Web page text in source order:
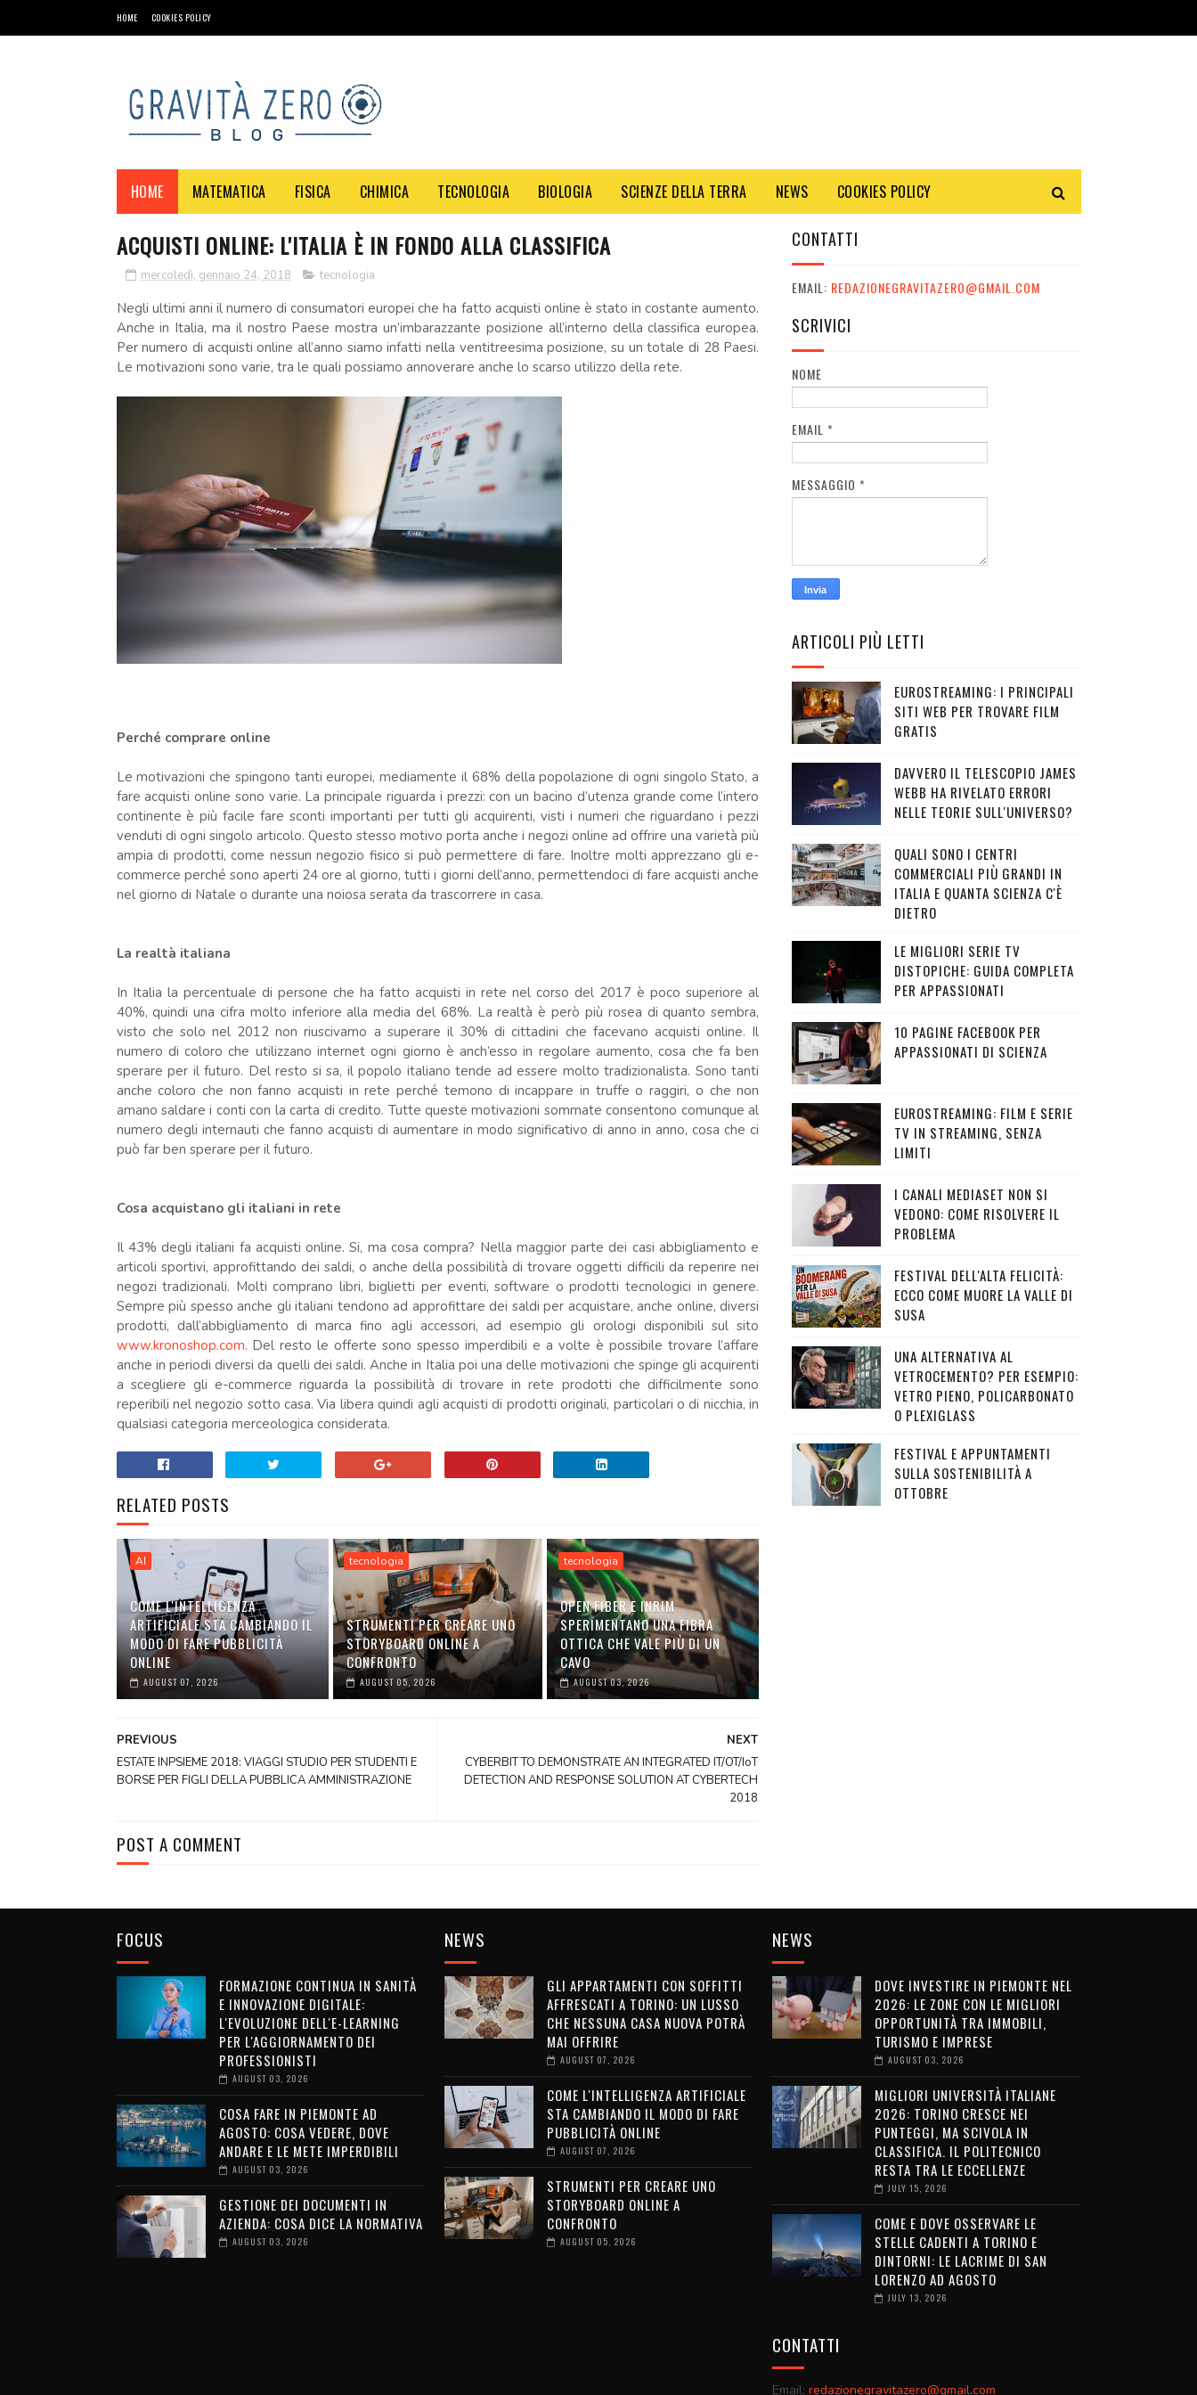
HOME COOKIES POLICY
HOME MATEMATICA FISICA CHIMICA TECNOLOGIA BIOLOGIA SCIENZE DELLA TERRA NEWS COOKIES POLICY
ACQUISTI ONLINE: L'ITALIA È IN FONDO ALLA CLASSIFICA
mercoledì, gennaio 24, 2018 tecnologia
Negli ultimi anni il numero di consumatori europei che ha fatto acquisti online è stato in costante aumento.
Anche in Italia, ma il nostro Paese mostra un’imbarazzante posizione all’interno della classifica europea.
Per numero di acquisti online all’anno siamo infatti nella ventitreesima posizione, su un totale di 28 Paesi.
Le motivazioni sono varie, tra le quali possiamo annoverare anche lo scarso utilizzo della rete.
Perché comprare online
Le motivazioni che spingono tanti europei, mediamente il 68% della popolazione di ogni singolo Stato, a
fare acquisti online sono varie. La principale riguarda i prezzi: con un bacino d’utenza grande come l’intero
continente è più facile fare sconti importanti per tutti gli acquirenti, visti i numeri che riguardano i pezzi
venduti di ogni singolo articolo. Questo stesso motivo porta anche i negozi online ad offrire una varietà più
ampia di prodotti, come nessun negozio fisico si può permettere di fare. Inoltre molti apprezzano gli e-
commerce perché sono aperti 24 ore al giorno, tutti i giorni dell’anno, permettendoci di fare acquisti anche
nel giorno di Natale o durante una noiosa serata da trascorrere in casa.
La realtà italiana
In Italia la percentuale di persone che ha fatto acquisti in rete nel corso del 2017 è poco superiore al
40%, quindi una cifra molto inferiore alla media del 68%. La realtà è però più rosea di quanto sembra,
visto che solo nel 2012 non riuscivamo a superare il 30% di cittadini che facevano acquisti online. Il
numero di coloro che utilizzano internet ogni giorno è anch’esso in regolare aumento, cosa che fa ben
sperare per il futuro. Del resto si sa, il popolo italiano tende ad essere molto tradizionalista. Sono tanti
anche coloro che non fanno acquisti in rete perché temono di incappare in truffe o raggiri, o che non
amano saldare i conti con la carta di credito. Tutte queste motivazioni sommate consentono comunque al
numero degli internauti che fanno acquisti di aumentare in modo significativo di anno in anno, cosa che ci
può far ben sperare per il futuro.
Cosa acquistano gli italiani in rete
Il 43% degli italiani fa acquisti online. Si, ma cosa compra? Nella maggior parte dei casi abbigliamento e
articoli sportivi, approfittando dei saldi, o anche della possibilità di trovare oggetti difficili da reperire nei
negozi tradizionali. Molti comprano libri, biglietti per eventi, software o prodotti tecnologici in genere.
Sempre più spesso anche gli italiani tendono ad approfittare dei saldi per acquistare, anche online, diversi
prodotti, dall’abbigliamento di marca fino agli accessori, ad esempio gli orologi disponibili sul sito
www.kronoshop.com. Del resto le offerte sono spesso imperdibili e a volte è possibile trovare l’affare
anche in periodi diversi da quelli dei saldi. Anche in Italia poi una delle motivazioni che spinge gli acquirenti
a scegliere gli e-commerce riguarda la possibilità di trovare in rete prodotti che difficilmente sono
reperibili nel negozio sotto casa. Via libera quindi agli acquisti di prodotti originali, particolari o di nicchia, in
qualsiasi categoria merceologica considerata.
RELATED POSTS
AI
COME L'INTELLIGENZA
ARTIFICIALE STA CAMBIANDO IL
MODO DI FARE PUBBLICITÀ
ONLINE
AUGUST 07, 2026
tecnologia
STRUMENTI PER CREARE UNO
STORYBOARD ONLINE A
CONFRONTO
AUGUST 05, 2026
tecnologia
OPEN FIBER E INRIM
SPERIMENTANO UNA FIBRA
OTTICA CHE VALE PIÙ DI UN
CAVO
AUGUST 03, 2026
NEXT
CYBERBIT TO DEMONSTRATE AN INTEGRATED IT/OT/IoT
DETECTION AND RESPONSE SOLUTION AT CYBERTECH
2018
PREVIOUS
ESTATE INPSIEME 2018: VIAGGI STUDIO PER STUDENTI E
BORSE PER FIGLI DELLA PUBBLICA AMMINISTRAZIONE
POST A COMMENT
CONTATTI
EMAIL: REDAZIONEGRAVITAZERO@GMAIL.COM
SCRIVICI
NOME
EMAIL *
MESSAGGIO *
ARTICOLI PIÙ LETTI
EUROSTREAMING: I PRINCIPALI
SITI WEB PER TROVARE FILM
GRATIS
DAVVERO IL TELESCOPIO JAMES
WEBB HA RIVELATO ERRORI
NELLE TEORIE SULL'UNIVERSO?
QUALI SONO I CENTRI
COMMERCIALI PIÙ GRANDI IN
ITALIA E QUANTA SCIENZA C'È
DIETRO
LE MIGLIORI SERIE TV
DISTOPICHE: GUIDA COMPLETA
PER APPASSIONATI
10 PAGINE FACEBOOK PER
APPASSIONATI DI SCIENZA
EUROSTREAMING: FILM E SERIE
TV IN STREAMING, SENZA
LIMITI
I CANALI MEDIASET NON SI
VEDONO: COME RISOLVERE IL
PROBLEMA
FESTIVAL DELL'ALTA FELICITÀ:
ECCO COME MUORE LA VALLE DI
SUSA
UNA ALTERNATIVA AL
VETROCEMENTO? PER ESEMPIO:
VETRO PIENO, POLICARBONATO
O PLEXIGLASS
FESTIVAL E APPUNTAMENTI
SULLA SOSTENIBILITÀ A
OTTOBRE
FOCUS
FORMAZIONE CONTINUA IN SANITÀ
E INNOVAZIONE DIGITALE:
L'EVOLUZIONE DELL'E-LEARNING
PER L'AGGIORNAMENTO DEI
PROFESSIONISTI
AUGUST 03, 2026
COSA FARE IN PIEMONTE AD
AGOSTO: COSA VEDERE, DOVE
ANDARE E LE METE IMPERDIBILI
AUGUST 03, 2026
GESTIONE DEI DOCUMENTI IN
AZIENDA: COSA DICE LA NORMATIVA
AUGUST 03, 2026
NEWS
GLI APPARTAMENTI CON SOFFITTI
AFFRESCATI A TORINO: UN LUSSO
CHE NESSUNA CASA NUOVA POTRÀ
MAI OFFRIRE
AUGUST 07, 2026
COME L'INTELLIGENZA ARTIFICIALE
STA CAMBIANDO IL MODO DI FARE
PUBBLICITÀ ONLINE
AUGUST 07, 2026
STRUMENTI PER CREARE UNO
STORYBOARD ONLINE A
CONFRONTO
AUGUST 05, 2026
NEWS
DOVE INVESTIRE IN PIEMONTE NEL
2026: LE ZONE CON LE MIGLIORI
OPPORTUNITÀ TRA IMMOBILI,
TURISMO E IMPRESE
AUGUST 03, 2026
MIGLIORI UNIVERSITÀ ITALIANE
2026: TORINO CRESCE NEI
PUNTEGGI, MA SCIVOLA IN
CLASSIFICA. IL POLITECNICO
RESTA TRA LE ECCELLENZE
JULY 15, 2026
COME E DOVE OSSERVARE LE
STELLE CADENTI A TORINO E
DINTORNI: LE LACRIME DI SAN
LORENZO AD AGOSTO
JULY 13, 2026
CONTATTI
Email: redazionegravitazero@gmail.com